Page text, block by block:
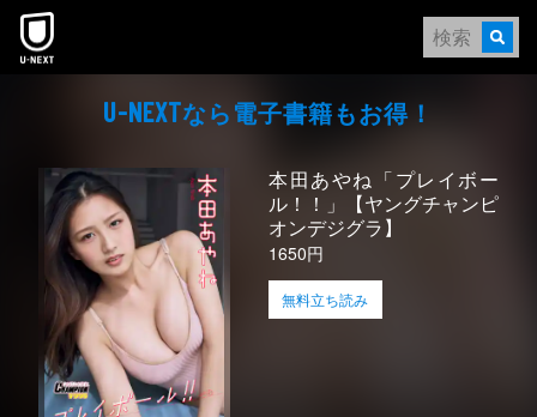
本文へスキップ
U-NEXTなら電⼦書籍もお得！
本田あやね「プレイボー
ル！！」【ヤングチャンピ
オンデジグラ】
1650円
無料立ち読み